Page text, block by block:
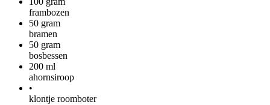
frambozen
50 gram
bramen
50 gram
bosbessen
200 ml
ahornsirоор
•
klontje roomboter